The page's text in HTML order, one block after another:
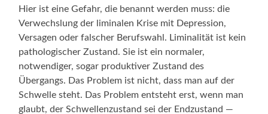
Hier ist eine Gefahr, die benannt werden muss: die
Verwechslung der liminalen Krise mit Depression,
Versagen oder falscher Berufswahl. Liminalität ist kein
pathologischer Zustand. Sie ist ein normaler,
notwendiger, sogar produktiver Zustand des
Übergangs. Das Problem ist nicht, dass man auf der
Schwelle steht. Das Problem entsteht erst, wenn man
glaubt, der Schwellenzustand sei der Endzustand —